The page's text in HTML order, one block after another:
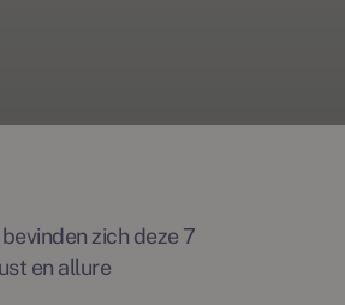
zich deze 7
en allure